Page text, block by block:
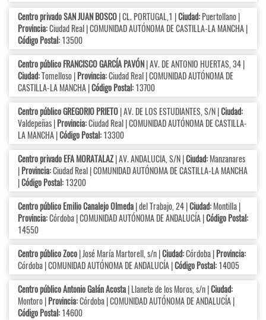
Centro privado SAN JUAN BOSCO| CL. PORTUGAL,1 |Ciudad:Puertollano |
Provincia:Ciudad Real | COMUNIDAD AUTÓNOMA DE CASTILLA-LA MANCHA |
Código Postal:13500
Centro público FRANCISCO GARCÍA PAVÓN| AV. DE ANTONIO HUERTAS, 34 |
Ciudad:Tomelloso |Provincia:Ciudad Real | COMUNIDAD AUTÓNOMA DE
CASTILLA-LA MANCHA |Código Postal:13700
Centro público GREGORIO PRIETO| AV. DE LOS ESTUDIANTES, S/N |Ciudad:
Valdepeñas |Provincia:Ciudad Real | COMUNIDAD AUTÓNOMA DE CASTILLA-
LA MANCHA |Código Postal:13300
Centro privado EFA MORATALAZ| AV. ANDALUCIA, S/N |Ciudad:Manzanares
|Provincia:Ciudad Real | COMUNIDAD AUTÓNOMA DE CASTILLA-LA MANCHA
|Código Postal:13200
Centro público Emilio Canalejo Olmeda| del Trabajo, 24 |Ciudad:Montilla |
Provincia:Córdoba | COMUNIDAD AUTÓNOMA DE ANDALUCÍA |Código Postal:
14550
Centro público Zoco| José María Martorell, s/n |Ciudad:Córdoba |Provincia:
Córdoba | COMUNIDAD AUTÓNOMA DE ANDALUCÍA |Código Postal:14005
Centro público Antonio Galán Acosta| Llanete de los Moros, s/n |Ciudad:
Montoro |Provincia:Córdoba | COMUNIDAD AUTÓNOMA DE ANDALUCÍA |
Código Postal:14600